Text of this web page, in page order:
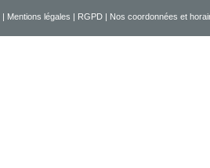
| Mentions légales | RGPD | Nos coordonnées et